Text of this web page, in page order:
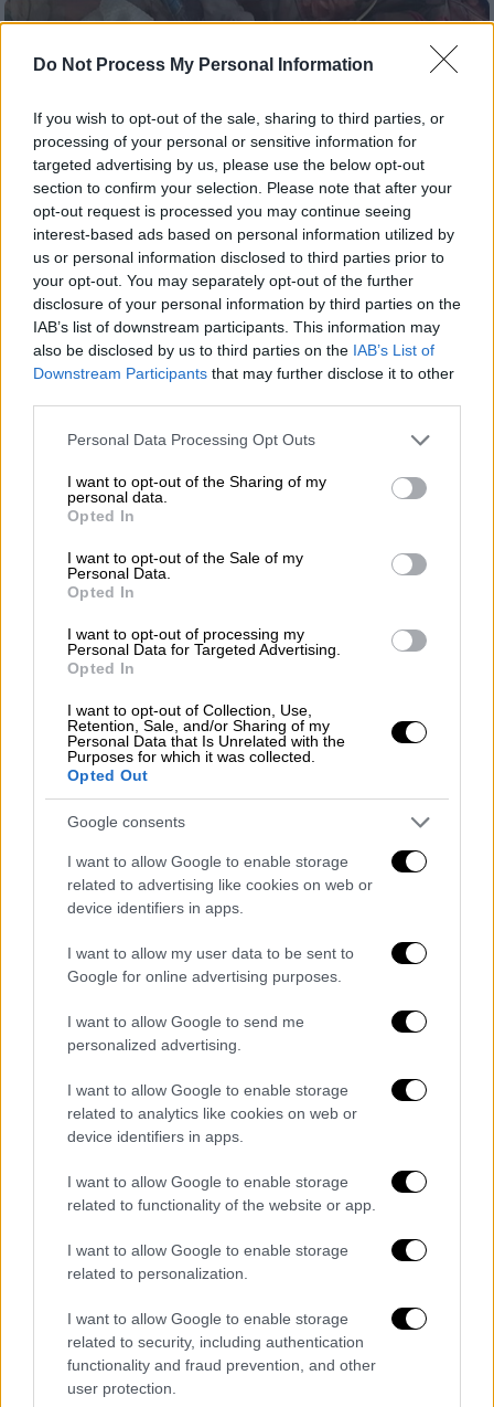
Do Not Process My Personal Information
If you wish to opt-out of the sale, sharing to third parties, or
processing of your personal or sensitive information for
targeted advertising by us, please use the below opt-out
section to confirm your selection. Please note that after your
opt-out request is processed you may continue seeing
interest-based ads based on personal information utilized by
us or personal information disclosed to third parties prior to
your opt-out. You may separately opt-out of the further
disclosure of your personal information by third parties on the
IAB’s list of downstream participants. This information may
also be disclosed by us to third parties on the IAB’s List of
Downstream Participants that may further disclose it to other
Please note that this website/app uses one or more Google
not limited to your visit or usage behaviour. You may click to
grant or deny consent to Google and its third-party tags to
use your data for below specified purposes in below Google
consent section.
Personal Data Processing Opt Outs
I want to opt-out of the Sharing of my
personal data.
Opted In
I want to opt-out of the Sale of my
Personal Data.
Opted In
I want to opt-out of processing my
Personal Data for Targeted Advertising.
Opted In
I want to opt-out of Collection, Use,
Retention, Sale, and/or Sharing of my
Personal Data that Is Unrelated with the
Purposes for which it was collected.
Opted Out
Google consents
I want to allow Google to enable storage
related to advertising like cookies on web or
device identifiers in apps.
I want to allow my user data to be sent to
Google for online advertising purposes.
I want to allow Google to send me
personalized advertising.
I want to allow Google to enable storage
related to analytics like cookies on web or
device identifiers in apps.
I want to allow Google to enable storage
related to functionality of the website or app.
I want to allow Google to enable storage
related to personalization.
I want to allow Google to enable storage
related to security, including authentication
functionality and fraud prevention, and other
user protection.
Κόσμος23.01.2022 13:03
Σιαμαία κοριτσάκια διαχωρίστηκαν
μετά από χειρουργείο 10 ωρών -
«Πιάνονται συνεχώς μεταξύ τους»
Η ιστορία της Άντισον και της Λιλιάνα
Αλτομπέλι
Σιαμαία ενωμένα στο κεφάλι αντίκρισαν
για πρώτη φορά το ένα το άλλο μετά
από πολύπλοκη επέμβαση
Τα δύο κοριτσάκια αναμένεται να έχουν μία
απόλυτα φυσιολογική ζωή